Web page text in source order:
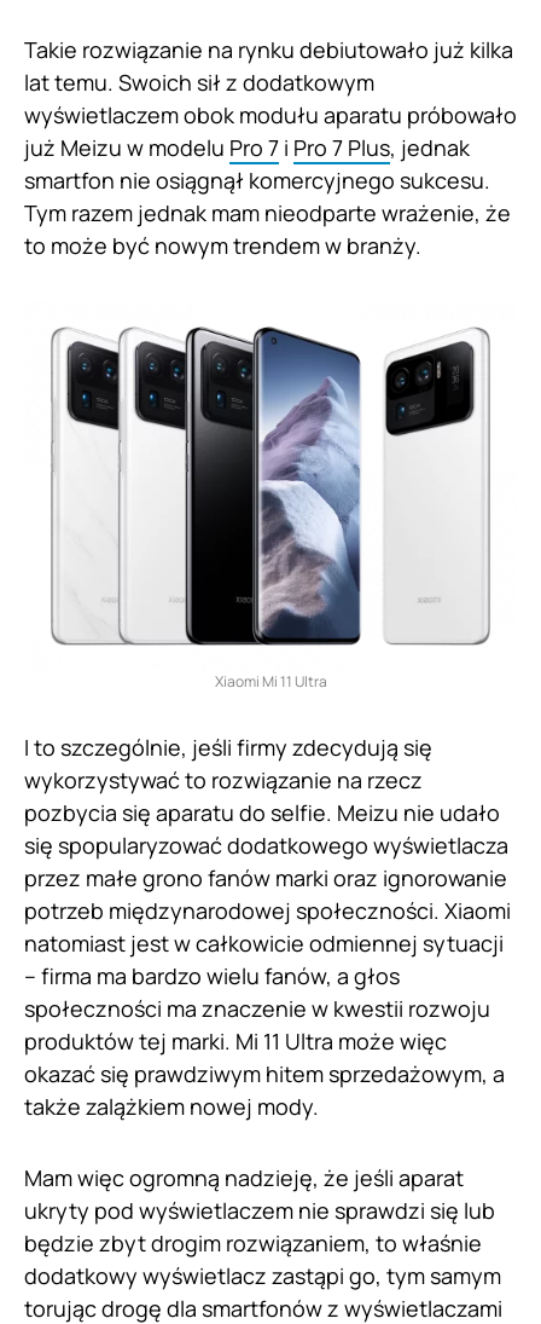
Takie rozwiązanie na rynku debiutowało już kilka
lat temu. Swoich sił z dodatkowym
wyświetlaczem obok modułu aparatu próbowało
już Meizu w modelu Pro 7 i Pro 7 Plus, jednak
smartfon nie osiągnął komercyjnego sukcesu.
Tym razem jednak mam nieodparte wrażenie, że
to może być nowym trendem w branży.
Xiaomi Mi 11 Ultra
I to szczególnie, jeśli firmy zdecydują się
wykorzystywać to rozwiązanie na rzecz
pozbycia się aparatu do selfie. Meizu nie udało
się spopularyzować dodatkowego wyświetlacza
przez małe grono fanów marki oraz ignorowanie
potrzeb międzynarodowej społeczności. Xiaomi
natomiast jest w całkowicie odmiennej sytuacji
– firma ma bardzo wielu fanów, a głos
społeczności ma znaczenie w kwestii rozwoju
produktów tej marki. Mi 11 Ultra może więc
okazać się prawdziwym hitem sprzedażowym, a
także zalążkiem nowej mody.
Mam więc ogromną nadzieję, że jeśli aparat
ukryty pod wyświetlaczem nie sprawdzi się lub
będzie zbyt drogim rozwiązaniem, to właśnie
dodatkowy wyświetlacz zastąpi go, tym samym
torując drogę dla smartfonów z wyświetlaczami